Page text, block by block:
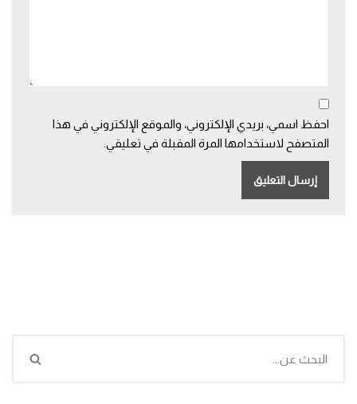
احفظ اسمي، بريدي الإلكتروني، والموقع الإلكتروني في هذا
المتصفح لاستخدامها المرة المقبلة في تعليقي.